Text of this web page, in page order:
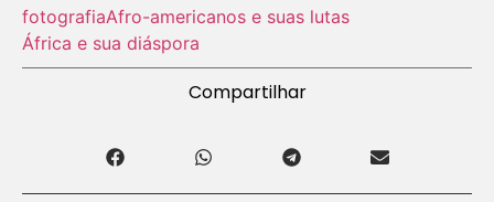
fotografiaAfro-americanos e suas lutas
África e sua diáspora
Compartilhar